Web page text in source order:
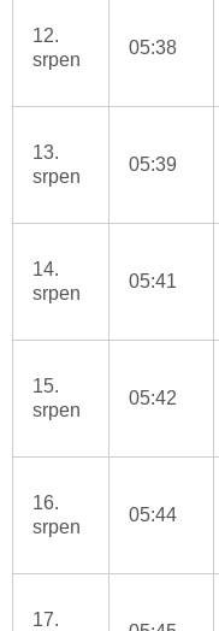
12.
srpen
05:38
13.
srpen
05:39
14.
srpen
05:41
15.
srpen
05:42
16.
srpen
05:44
17.